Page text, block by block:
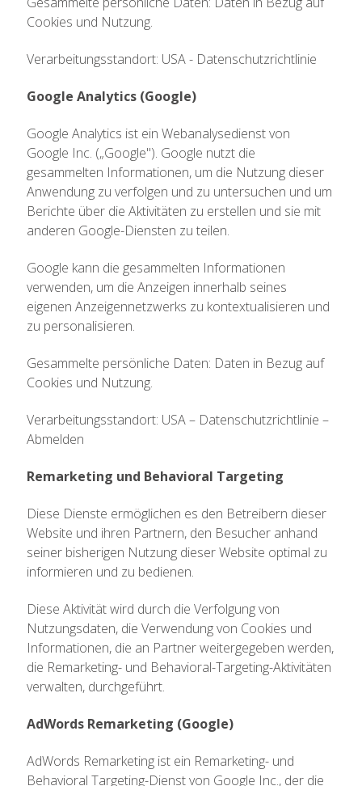
Cookies und Nutzung.
Verarbeitungsstandort: USA - Datenschutzrichtlinie
Google Analytics (Google)
Google Analytics ist ein Webanalysedienst von
Google Inc. („Google"). Google nutzt die
gesammelten Informationen, um die Nutzung dieser
Anwendung zu verfolgen und zu untersuchen und um
Berichte über die Aktivitäten zu erstellen und sie mit
anderen Google-Diensten zu teilen.
Google kann die gesammelten Informationen
verwenden, um die Anzeigen innerhalb seines
eigenen Anzeigennetzwerks zu kontextualisieren und
zu personalisieren.
Gesammelte persönliche Daten: Daten in Bezug auf
Cookies und Nutzung.
Verarbeitungsstandort: USA – Datenschutzrichtlinie –
Abmelden
Remarketing und Behavioral Targeting
Diese Dienste ermöglichen es den Betreibern dieser
Website und ihren Partnern, den Besucher anhand
seiner bisherigen Nutzung dieser Website optimal zu
informieren und zu bedienen.
Diese Aktivität wird durch die Verfolgung von
Nutzungsdaten, die Verwendung von Cookies und
Informationen, die an Partner weitergegeben werden,
die Remarketing- und Behavioral-Targeting-Aktivitäten
verwalten, durchgeführt.
AdWords Remarketing (Google)
AdWords Remarketing ist ein Remarketing- und
Behavioral Targeting-Dienst von Google Inc., der die